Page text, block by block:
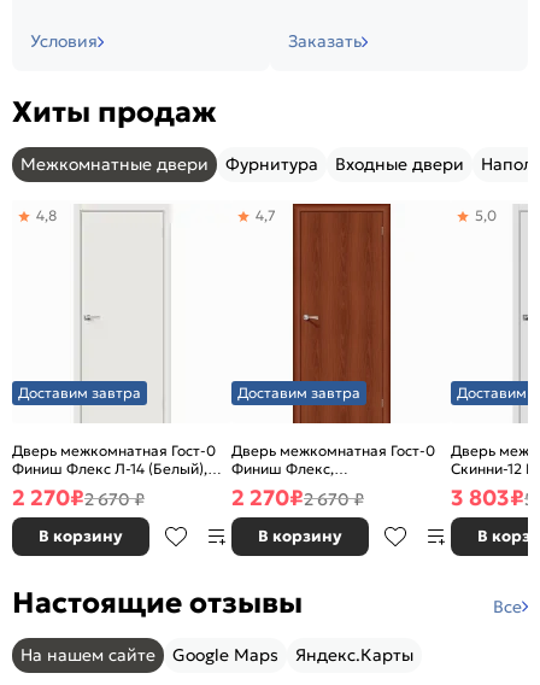
Условия Заказать
Хиты продаж
Межкомнатные двери Фурнитура Входные двери
Доставим завтра
Дверь межкомнатная Гост-0
Финиш Флекс Л-14 (Белый),
глухая, каркасно-щитовая
4,8
2 270₽2 670 ₽
В корзину
Доставим завтра
Дверь межкомнатная Гост-0
Финиш Флекс,
Ламинированные Л-11
(ИталОрех), глухая, каркасно-
щитовая
4,7
2 270₽2 670 ₽
В корзину
Доставим
Дверь
Скинни-12
глухая,
5,0
3 803₽5
В
Настоящие отзывы Все
На нашем сайте Google Maps Яндекс.Карты